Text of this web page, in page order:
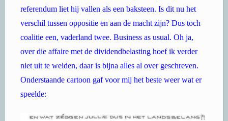
referendum liet hij vallen als een baksteen. Is dit nu het
verschil tussen oppositie en aan de macht zijn? Dus toch
coalitie een, vaderland twee. Business as usual. Oh ja,
over die affaire met de dividendbelasting hoef ik verder
niet uit te weiden, daar is bijna alles al over geschreven.
Onderstaande cartoon gaf voor mij het beste weer wat er
speelde: